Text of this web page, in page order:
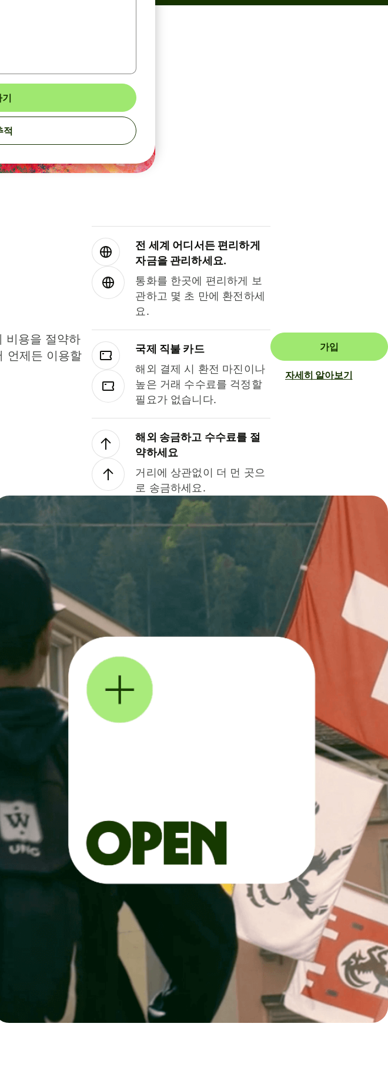
적
비용을 절약하
언제든 이용할
전 세계 어디서든 편리하게
자금을 관리하세요.
통화를 한곳에 편리하게 보
관하고 몇 초 만에 환전하세
요.
국제 직불 카드
해외 결제 시 환전 마진이나
높은 거래 수수료를 걱정할
필요가 없습니다.
해외 송금하고 수수료를 절
약하세요
거리에 상관없이 더 먼 곳으
로 송금하세요.
가입
자세히 알아보기